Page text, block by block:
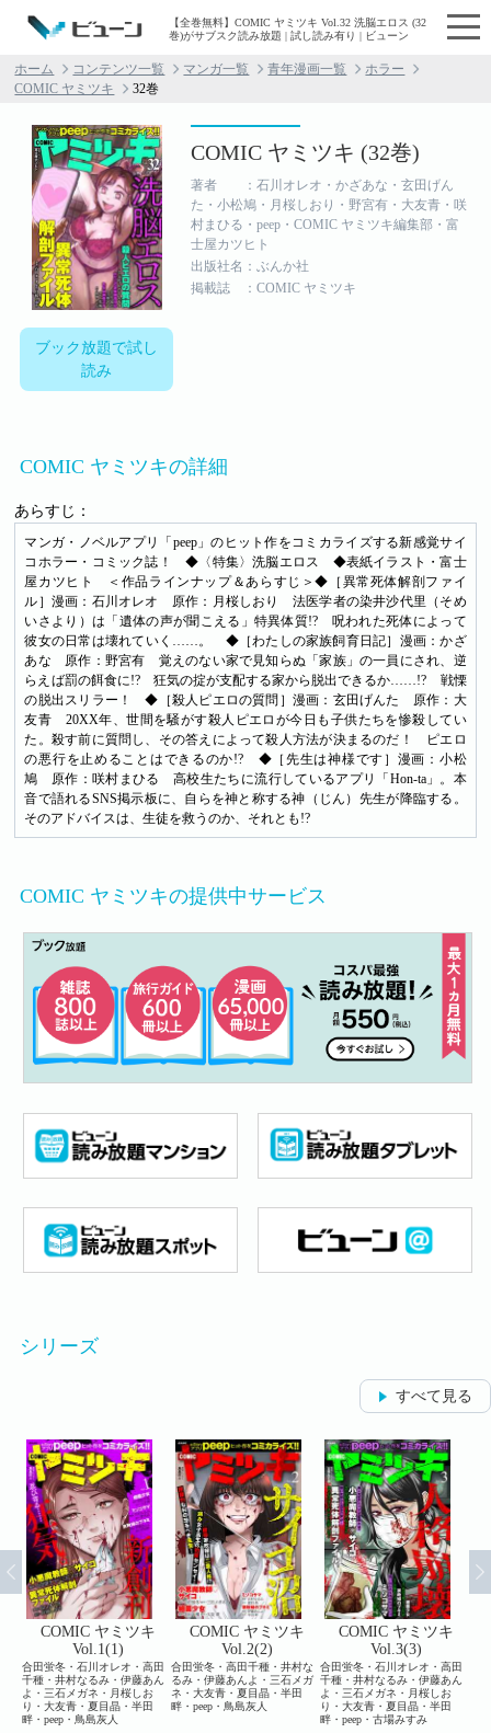
【全巻無料】COMIC ヤミツキ Vol.32 洗脳エロス (32
巻)がサブスク読み放題 | 試し読み有り | ビューン
ホーム コンテンツ一覧 マンガ一覧 青年漫画一覧
ホラー
COMIC ヤミツキ
32巻
ブック放題で試し
読み
COMIC ヤミツキ (32巻)
著者 ：石川オレオ・かざあな・玄田げん
た・小松鳩・月桜しおり・野宮有・大友青・咲
村まひる・peep・COMIC ヤミツキ編集部・富
士屋カツヒト
出版社名：ぶんか社
掲載誌 ：COMIC ヤミツキ
COMIC ヤミツキの詳細
あらすじ：
マンガ・ノベルアプリ「peep」のヒット作をコミカライズする新感覚サイ
コホラー・コミック誌！ ◆〈特集〉洗脳エロス ◆表紙イラスト・富士
屋カツヒト ＜作品ラインナップ＆あらすじ＞◆［異常死体解剖ファイ
ル］漫画：石川オレオ 原作：月桜しおり 法医学者の染井沙代里（そめ
いさより）は「遺体の声が聞こえる」特異体質!? 呪われた死体によって
彼女の日常は壊れていく……。 ◆［わたしの家族飼育日記］漫画：かざ
あな 原作：野宮有 覚えのない家で見知らぬ「家族」の一員にされ、逆
らえば罰の餌食に!? 狂気の掟が支配する家から脱出できるか……!? 戦慄
の脱出スリラー！ ◆［殺人ピエロの質問］漫画：玄田げんた 原作：大
友青 20XX年、世間を騒がす殺人ピエロが今日も子供たちを惨殺してい
た。殺す前に質問し、その答えによって殺人方法が決まるのだ！ ピエロ
の悪行を止めることはできるのか!? ◆［先生は神様です］漫画：小松
鳩 原作：咲村まひる 高校生たちに流行しているアプリ「Hon-ta」。本
音で語れるSNS掲示板に、自らを神と称する神（じん）先生が降臨する。
そのアドバイスは、生徒を救うのか、それとも!?
COMIC ヤミツキの提供中サービス
シリーズ
すべて見る
COMIC ヤミツキ
Vol.1(1)
合田蛍冬・石川オレオ・高田
千種・井村なるみ・伊藤あん
よ・三石メガネ・月桜しお
り・大友青・夏目晶・半田
畔・peep・鳥島灰人
COMIC ヤミツキ
Vol.2(2)
合田蛍冬・高田千種・井村な
るみ・伊藤あんよ・三石メガ
ネ・大友青・夏目晶・半田
畔・peep・鳥島灰人
COMIC ヤミツキ
Vol.3(3)
合田蛍冬・石川オレオ・高田
千種・井村なるみ・伊藤あん
よ・三石メガネ・月桜しお
り・大友青・夏目晶・半田
畔・peep・古場みすみ